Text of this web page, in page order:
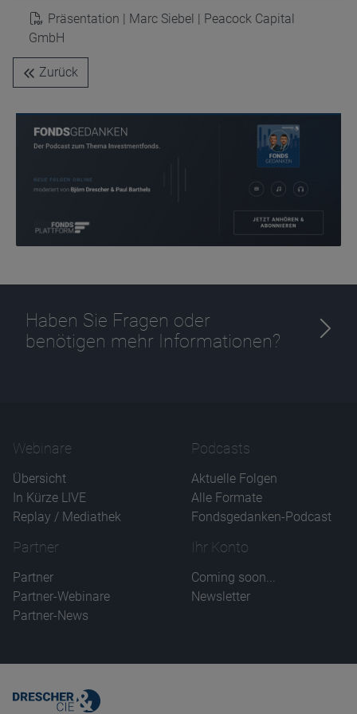
Präsentation | Marc Siebel | Peacock Capital
GmbH
Zurück
Haben Sie Fragen oder
benötigen mehr Informationen?
Webinare
Übersicht
In Kürze LIVE
Replay / Mediathek
Podcasts
Aktuelle Folgen
Alle Formate
Fondsgedanken-Podcast
Partner
Partner
Partner-Webinare
Partner-News
Ihr Konto
Coming soon...
Newsletter